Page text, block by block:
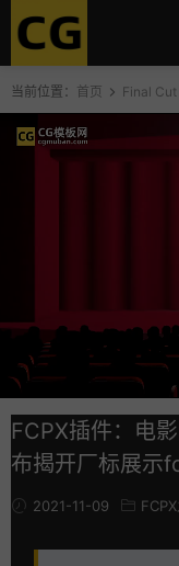
当前位置： 首页 Final Cut
FCPX插件：电
布揭开厂标展
2021-11-09